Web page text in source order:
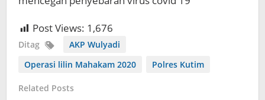
Post Views: 1,676
Ditag
AKP Wulyadi
Operasi lilin Mahakam 2020
Polres Kutim
Related Posts